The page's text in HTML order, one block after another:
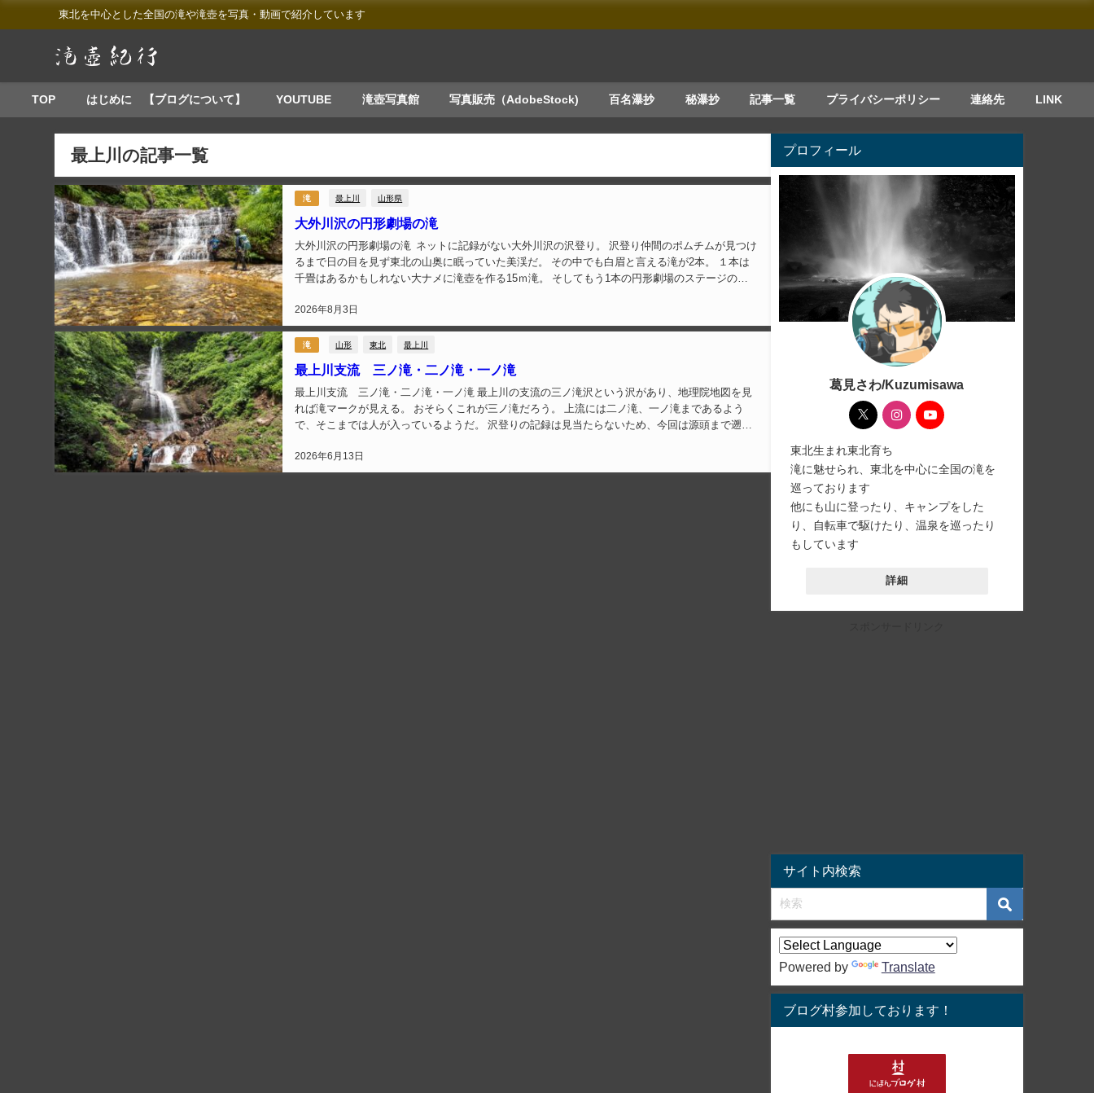
東北を中心とした全国の滝や滝壺を写真・動画で紹介しています
TOP はじめに 【ブログについて】 YOUTUBE 滝壺写真館 写真販売（AdobeStock) 百名瀑抄 秘瀑抄 記事一覧 プライバシーポリシー 連絡先 LINK
最上川の記事一覧
滝 最上川 山形県
大外川沢の円形劇場の滝
2026年8月3日
大外川沢の円形劇場の滝 ネットに記録がない大外川沢の沢登り。 沢登り仲間のポムチムが見つけ
るまで日の目を見ず東北の山奥に眠っていた美渓だ。 その中でも白眉と言える滝が2本。 １本は
千畳はあるかもしれない大ナメに滝壺を作る15ｍ滝。 そしてもう1本の円形劇場のステージのよ
滝 山形 東北 最上川
最上川支流 三ノ滝・二ノ滝・一ノ滝
2026年6月13日
最上川支流 三ノ滝・二ノ滝・一ノ滝 最上川の支流の三ノ滝沢という沢があり、地理院地図を見
れば滝マークが見える。 おそらくこれが三ノ滝だろう。 上流には二ノ滝、一ノ滝まであるよう
で、そこまでは人が入っているようだ。 沢登りの記録は見当たらないため、今回は源頭まで遡
プロフィール
葛見さわ/Kuzumisawa
東北生まれ東北育ち
滝に魅せられ、東北を中心に全国の滝を
巡っております
他にも山に登ったり、キャンプをした
り、自転車で駆けたり、温泉を巡ったり
もしています
詳細
サイト内検索
Powered by Translate
ブログ村参加しております！